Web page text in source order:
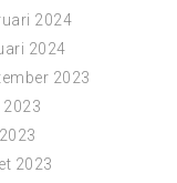
2024
2024
2023
2023
2023